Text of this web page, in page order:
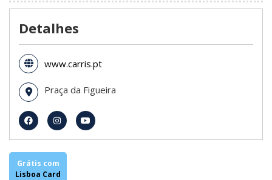
Detalhes
www.carris.pt
Praça da Figueira
Grátis com
Lisboa Card